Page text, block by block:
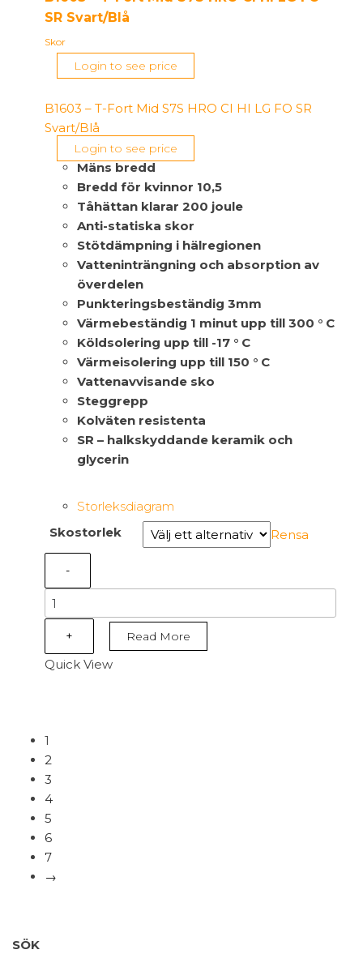
HI
FO
mängd
SR Svart/Blå
Skor
Login to see price
B1603 – T-Fort Mid S7S HRO CI HI LG FO SR
Svart/Blå
Login to see price
Mäns bredd
Bredd för kvinnor 10,5
Tåhättan klarar 200 joule
Anti-statiska skor
Stötdämpning i hälregionen
Vatteninträngning och absorption av
överdelen
Punkteringsbeständig 3mm
Värmebeständig 1 minut upp till 300 ° C
Köldsolering upp till -17 ° C
Värmeisolering upp till 150 ° C
Vattenavvisande sko
Steggrepp
Kolväten resistenta
SR – halkskyddande keramik och
glycerin
Storleksdiagram
Skostorlek
Rensa
-
B1603
-
Fort
Mid
CI
HI
LG
FO
SR
Svart/Blå
mängd
+ Read More
Quick View
1
2
3
4
5
6
7
→
SÖK